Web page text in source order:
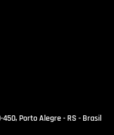
450, Porto Alegre - RS - Brasil